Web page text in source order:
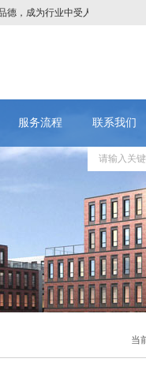
，成为行业中受人尊敬的企业！
服务流程 联系我们
当